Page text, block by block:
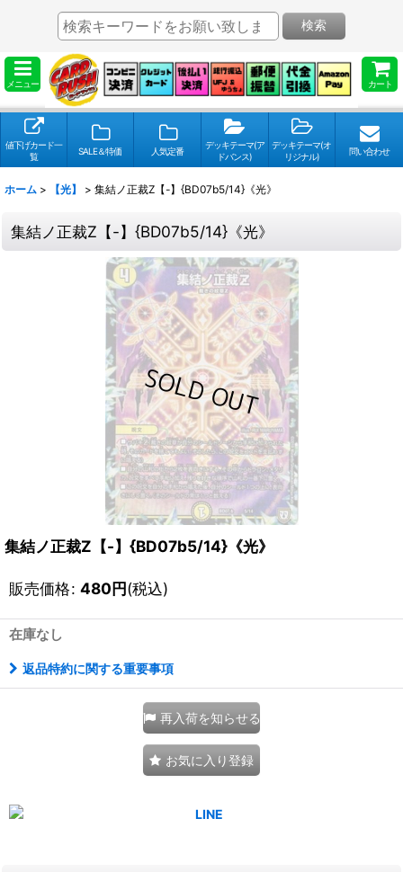
メニュー カート
検索
値下げカード一
覧
SALE＆特価 人気定番
デッキテーマ(ア
ドバンス)
デッキテーマ(オ
リジナル)
問い合わせ
ホーム > 【光】 > 集結ノ正裁Z【-】{BD07b5/14}《光》
集結ノ正裁Z【-】{BD07b5/14}《光》
集結ノ正裁Z【-】{BD07b5/14}《光》
販売価格: 480円(税込)
在庫なし
返品特約に関する重要事項
再入荷を知らせる
お気に入り登録